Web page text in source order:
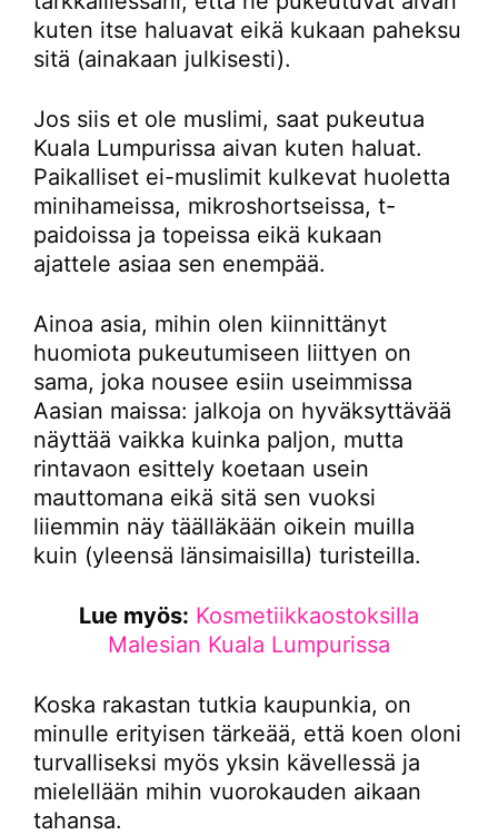
kuten itse haluavat eikä kukaan paheksu
sitä (ainakaan julkisesti).
Jos siis et ole muslimi, saat pukeutua
Kuala Lumpurissa aivan kuten haluat.
Paikalliset ei-muslimit kulkevat huoletta
minihameissa, mikroshortseissa, t-
paidoissa ja topeissa eikä kukaan
ajattele asiaa sen enempää.
Ainoa asia, mihin olen kiinnittänyt
huomiota pukeutumiseen liittyen on
sama, joka nousee esiin useimmissa
Aasian maissa: jalkoja on hyväksyttävää
näyttää vaikka kuinka paljon, mutta
rintavaon esittely koetaan usein
mauttomana eikä sitä sen vuoksi
liiemmin näy täälläkään oikein muilla
kuin (yleensä länsimaisilla) turisteilla.
Lue myös: Kosmetiikkaostoksilla
Malesian Kuala Lumpurissa
Koska rakastan tutkia kaupunkia, on
minulle erityisen tärkeää, että koen oloni
turvalliseksi myös yksin kävellessä ja
mielellään mihin vuorokauden aikaan
tahansa.